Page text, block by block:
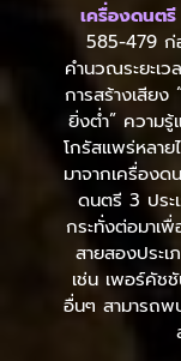
เครื่องดนต
585-479 ก่
คำนวณระยะเ
การสร้างเสีย
ยิ่งต่ำ” ความ
โกรัสแพร่หลา
มาจากเครื่อง
ดนตรี 3 ประ
กระทั่งต่อมาเ
สายสองประ
เช่น เพอร์คัช
อื่นๆ สามารถพ